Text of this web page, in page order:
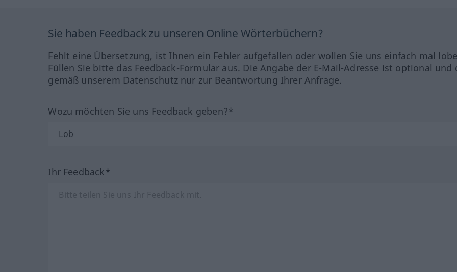
Sie haben Feedback zu unseren Online Wörterbüchern?
Fehlt eine Übersetzung, ist Ihnen ein Fehler aufgefallen oder wollen Sie uns einfach mal
Füllen Sie bitte das Feedback-Formular aus. Die Angabe der E-Mail-Adresse ist optional und
gemäß unserem Datenschutz nur zur Beantwortung Ihrer Anfrage.
Wozu möchten Sie uns Feedback geben?*
Ihr Feedback*